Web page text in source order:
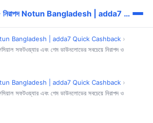
🔥 adda7 - নিরাপদ Notun Bangladesh | adda7 Quick Cashback
Bangladesh | adda7 Quick Cashback ›
সফটওয়্যার এবং গেম ডাউনলোডের সবচেয়ে নিরাপদ ও
Bangladesh | adda7 Quick Cashback ›
সফটওয়্যার এবং গেম ডাউনলোডের সবচেয়ে নিরাপদ ও